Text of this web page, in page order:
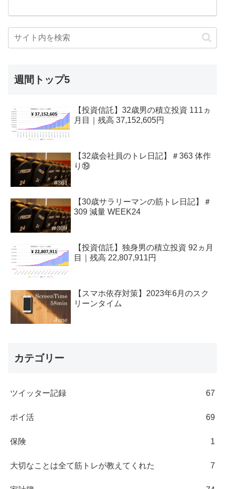
週間トップ5
【投資信託】32歳男の積立投資 111ヵ
月目｜残高 37,152,605円
【32歳会社員のトレ日記】＃363 体作
り⑲
【30歳サラリーマンの筋トレ日記】＃
309 減量 WEEK24
【投資信託】独身男の積立投資 92ヵ月
目｜残高 22,807,911円
【スマホ依存対策】2023年6月のスク
リーンタイム
カテゴリー
ツイッター記録 67
ポイ活 69
保険 1
大切なことは全て筋トレが教えてくれた 7